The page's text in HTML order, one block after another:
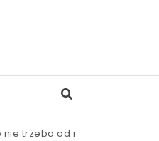
od razu ratować dziecka